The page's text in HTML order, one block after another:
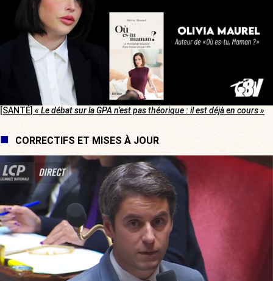
[SANTÉ] « Le débat sur la GPA n’est pas théorique : il est déjà en cours »
CORRECTIFS ET MISES À JOUR